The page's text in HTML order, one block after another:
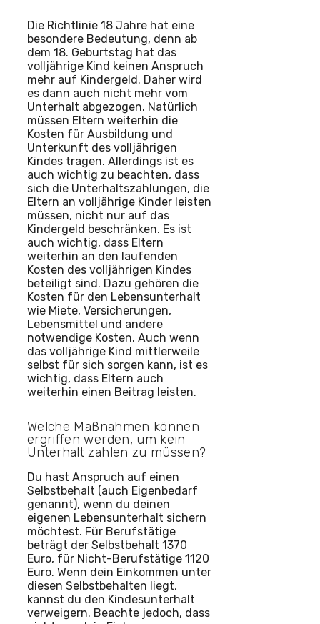
Die Richtlinie 18 Jahre hat eine
besondere Bedeutung, denn ab
dem 18. Geburtstag hat das
volljährige Kind keinen Anspruch
mehr auf Kindergeld. Daher wird
es dann auch nicht mehr vom
Unterhalt abgezogen. Natürlich
müssen Eltern weiterhin die
Kosten für Ausbildung und
Unterkunft des volljährigen
Kindes tragen. Allerdings ist es
auch wichtig zu beachten, dass
sich die Unterhaltszahlungen, die
Eltern an volljährige Kinder leisten
müssen, nicht nur auf das
Kindergeld beschränken. Es ist
auch wichtig, dass Eltern
weiterhin an den laufenden
Kosten des volljährigen Kindes
beteiligt sind. Dazu gehören die
Kosten für den Lebensunterhalt
wie Miete, Versicherungen,
Lebensmittel und andere
notwendige Kosten. Auch wenn
das volljährige Kind mittlerweile
selbst für sich sorgen kann, ist es
wichtig, dass Eltern auch
weiterhin einen Beitrag leisten.
Welche Maßnahmen können
ergriffen werden, um kein
Unterhalt zahlen zu müssen?
Du hast Anspruch auf einen
Selbstbehalt (auch Eigenbedarf
genannt), wenn du deinen
eigenen Lebensunterhalt sichern
möchtest. Für Berufstätige
beträgt der Selbstbehalt 1370
Euro, für Nicht-Berufstätige 1120
Euro. Wenn dein Einkommen unter
diesen Selbstbehalten liegt,
kannst du den Kindesunterhalt
verweigern. Beachte jedoch, dass